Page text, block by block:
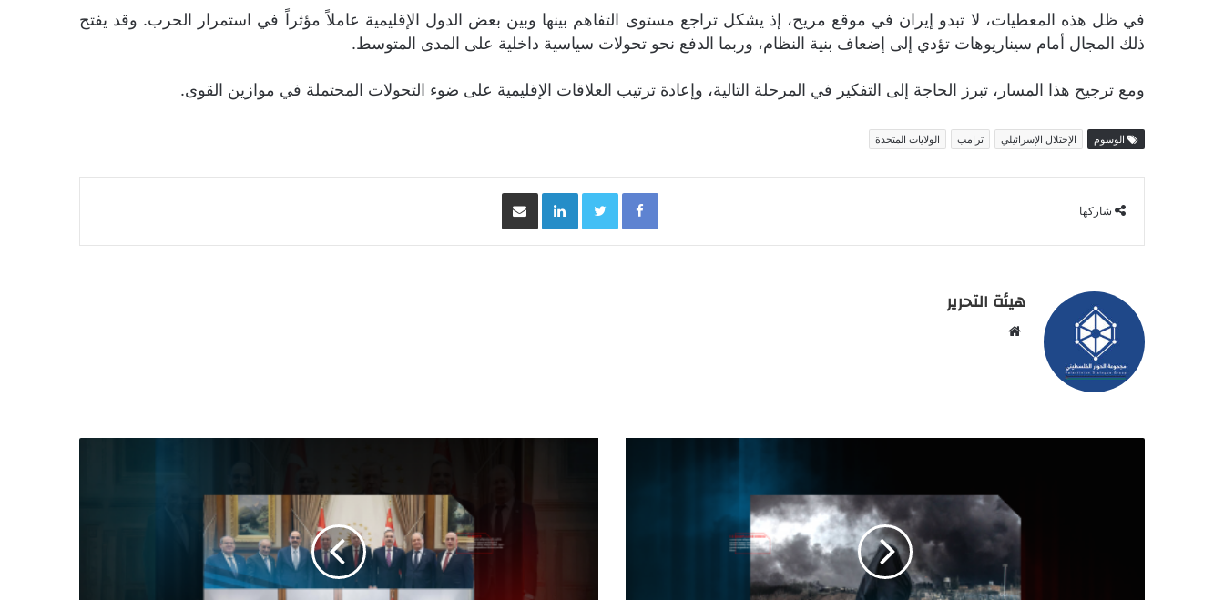
في ظل هذه المعطيات، لا تبدو إيران في موقع مريح، إذ يشكل تراجع مستوى التفاهم بينها وبين بعض الدول الإقليمية عاملاً مؤثراً في استمرار الحرب. وقد يفتح
ذلك المجال أمام سيناريوهات تؤدي إلى إضعاف بنية النظام، وربما الدفع نحو تحولات سياسية داخلية على المدى المتوسط.
ومع ترجيح هذا المسار، تبرز الحاجة إلى التفكير في المرحلة التالية، وإعادة ترتيب العلاقات الإقليمية على ضوء التحولات المحتملة في موازين القوى.
الوسوم الإحتلال الإسرائيلي ترامب الولايات المتحدة
شاركها
Facebook
Twitter
LinkedInمشاركة عبر البريد
هيئة التحرير